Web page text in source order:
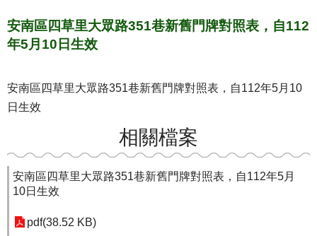
安南區四草里大眾路351巷新舊門牌對照表，自112
年5月10日生效
安南區四草里大眾路351巷新舊門牌對照表，自112年5月10
日生效
相關檔案
安南區四草里大眾路351巷新舊門牌對照表，自112年5月
10日生效
pdf(38.52 KB)